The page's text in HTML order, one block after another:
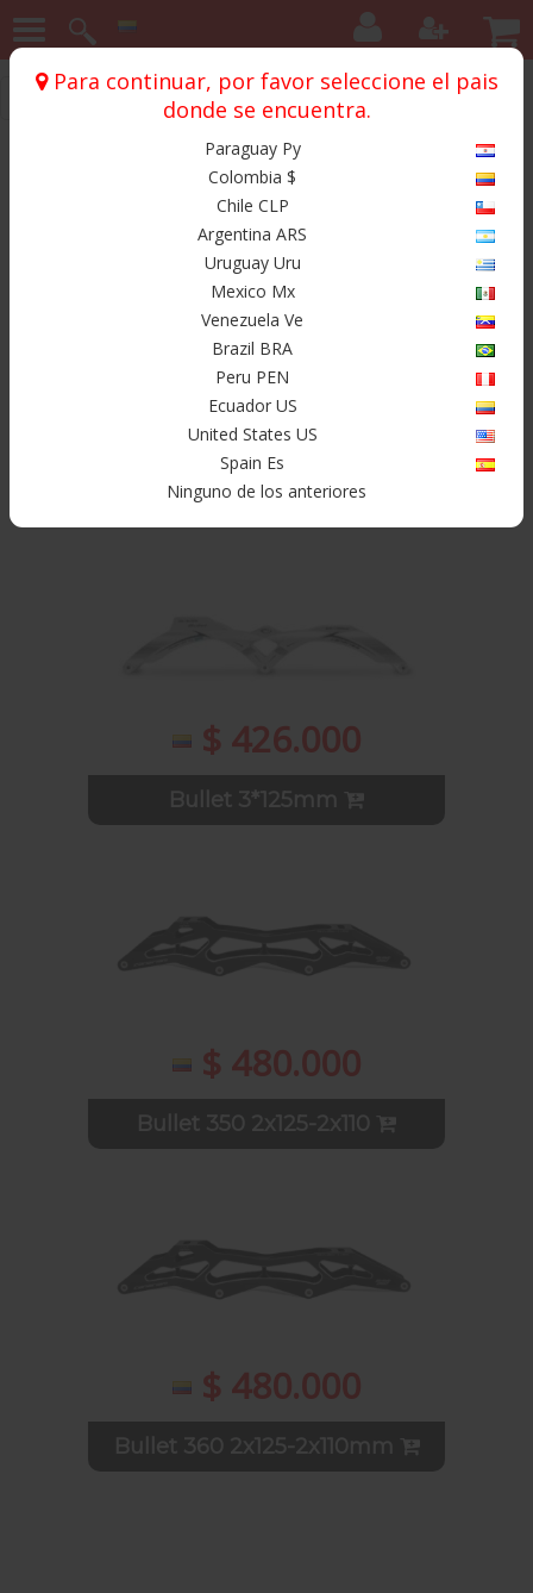
Inicio Chasis Canariam
Productos
$ 189.900
B. Black Force 9.75
$ 426.000
$ 480.000
$ 480.000
Para continuar, por favor seleccione el pais
donde se encuentra.
Paraguay Py
Colombia $
Chile CLP
Argentina ARS
Uruguay Uru
Mexico Mx
Venezuela Ve
Brazil BRA
Peru PEN
Ecuador US
United States US
Spain Es
Ninguno de los anteriores